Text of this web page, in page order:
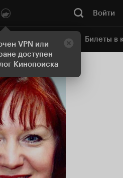
VPN или
доступен
Кинопоиска
Войти
кинотеатр Билеты в